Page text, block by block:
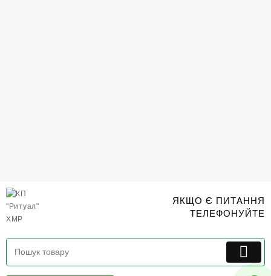
ЯКЩО Є ПИТАННЯ
ТЕЛЕФОНУЙТЕ